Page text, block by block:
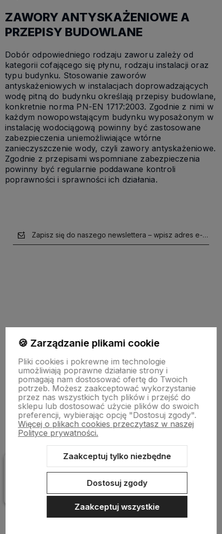
ZAWORY ANTYSKAŻENIOWE A
PRZEPISY BUDOWLANE
Dobór odpowiedniego rodzaju zaworu zależy od
kategorii cofającego się płynu, rodzaju instalacji oraz
typu budynku. Stosowanie zaworów
antyskażeniowych w instalacjach doprowadzających
wodę pitną do budynku określają przepisy budowlane,
konkretnie norma PN-EN 1717:2003. Zgodnie z nimi w
każdym nowopowstającym budynku wyposażonym w
instalację wodociągową powinny być zastosowane
zabezpieczenia uniemożliwiające wtórne
zanieczyszczenie wody, czyli zawory antyskażeniowe.
Zgodnie z przepisami wspomniane zabezpieczenia
powinny być regularnie poddawane kontroli
poprawności i sprawności ich działania.
Zapisz się do naszego newslettera – wpisz adres e-mail
polityce prywatności
Poradnik
Sklep internetowy Shoper.pl Szablon Shoper Modern 3.0™
🍪 Zarządzanie plikami cookie
Pliki cookies i pokrewne im technologie
umożliwiają poprawne działanie strony i
pomagają nam dostosować ofertę do Twoich
potrzeb. Możesz zaakceptować wykorzystanie
przez nas wszystkich tych plików i przejść do
sklepu lub dostosować użycie plików do swoich
preferencji, wybierając opcję "Dostosuj zgody".
Więcej o plikach cookies przeczytasz w naszej
Polityce prywatności.
Zaakceptuj tylko niezbędne
Dostosuj zgody
Zaakceptuj wszystkie